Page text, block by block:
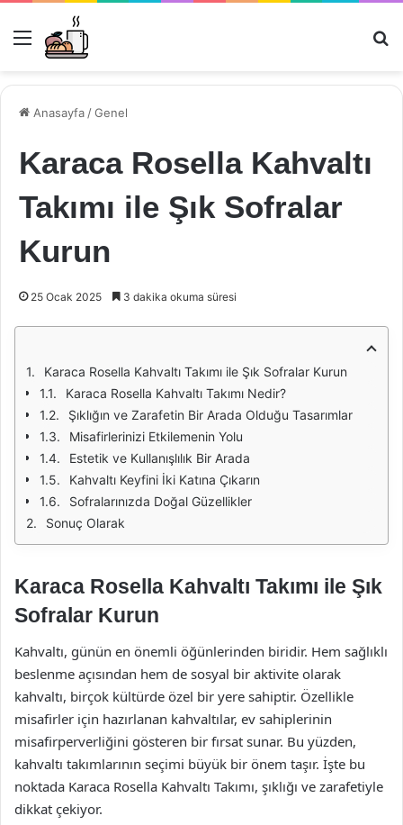
Menü
Anasayfa /Genel
Karaca Rosella Kahvaltı
Takımı ile Şık Sofralar
Kurun
25 Ocak 2025 3 dakika okuma süresi
Karaca Rosella Kahvaltı Takımı ile Şık Sofralar Kurun
Karaca Rosella Kahvaltı Takımı Nedir?
Şıklığın ve Zarafetin Bir Arada Olduğu Tasarımlar
Misafirlerinizi Etkilemenin Yolu
Estetik ve Kullanışlılık Bir Arada
Kahvaltı Keyfini İki Katına Çıkarın
Sofralarınızda Doğal Güzellikler
Sonuç Olarak
Karaca Rosella Kahvaltı Takımı ile Şık
Sofralar Kurun
Kahvaltı, günün en önemli öğünlerinden biridir. Hem sağlıklı
beslenme açısından hem de sosyal bir aktivite olarak
kahvaltı, birçok kültürde özel bir yere sahiptir. Özellikle
misafirler için hazırlanan kahvaltılar, ev sahiplerinin
misafirperverliğini gösteren bir fırsat sunar. Bu yüzden,
kahvaltı takımlarının seçimi büyük bir önem taşır. İşte bu
noktada Karaca Rosella Kahvaltı Takımı, şıklığı ve zarafetiyle
dikkat çekiyor.